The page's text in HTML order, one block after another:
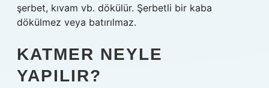
şerbet, kıvam vb. dökülür. Şerbetli bir kaba
dökülmez veya batırılmaz.
KATMER NEYLE
YAPILIR?